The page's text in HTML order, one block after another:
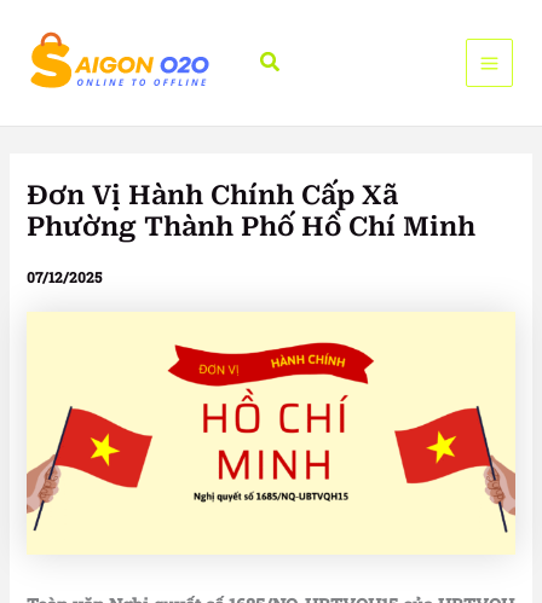
Tìm
Đơn Vị Hành Chính Cấp Xã
Phường Thành Phố Hồ Chí Minh
07/12/2025